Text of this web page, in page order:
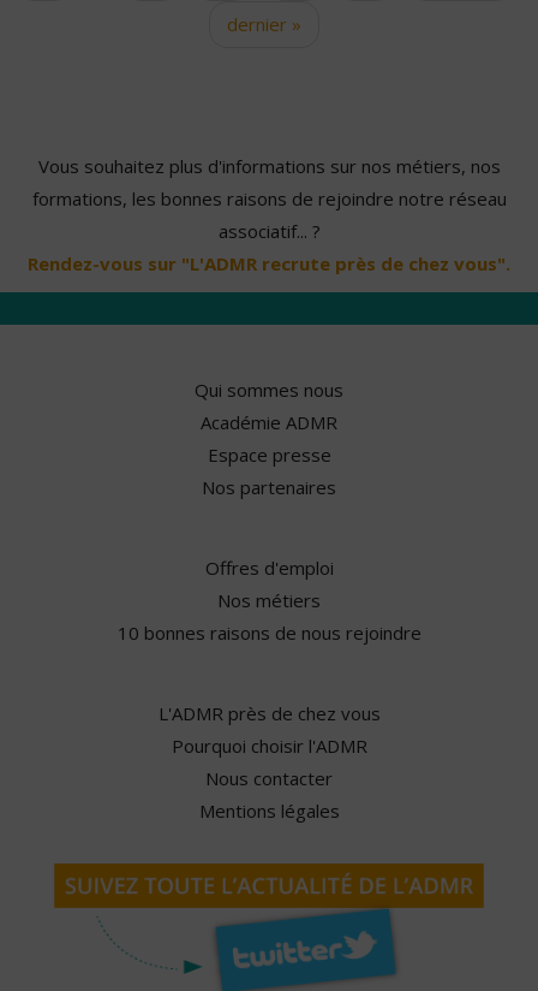
dernier »
Vous souhaitez plus d'informations sur nos métiers, nos
formations, les bonnes raisons de rejoindre notre réseau
associatif... ?
Rendez-vous sur "L'ADMR recrute près de chez vous".
Qui sommes nous
Académie ADMR
Espace presse
Nos partenaires
Offres d'emploi
Nos métiers
10 bonnes raisons de nous rejoindre
L'ADMR près de chez vous
Pourquoi choisir l'ADMR
Nous contacter
Mentions légales